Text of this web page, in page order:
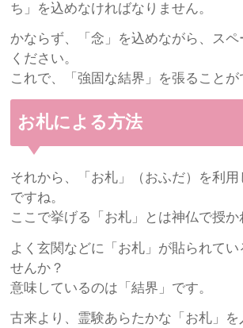
ち」を込めなければなりません。
かならず、「念」を込めながら、スペ
ください。
これで、「強固な結界」を張ることが
お札による方法
それから、「お札」（おふだ）を利用
ですね。
ここで挙げる「お札」とは神仏で授か
よく玄関などに「お札」が貼られてい
せんか？
意味しているのは「結界」です。
古来より、霊験あらたかな「お札」を